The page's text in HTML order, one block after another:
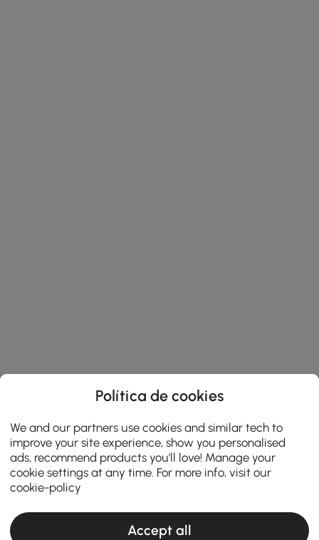
Política de cookies
We and our partners use cookies and similar tech to
improve your site experience, show you personalised
ads, recommend products you'll love! Manage your
cookie settings at any time. For more info, visit our
cookie-policy
Accept all